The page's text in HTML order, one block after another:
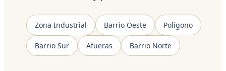
Zona Industrial Barrio Oeste Polígono
Barrio Sur Afueras Barrio Norte